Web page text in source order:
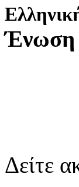
Ένωση
Δείτε